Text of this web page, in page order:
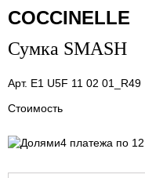
COCCINELLE
Сумка SMASH
Арт. E1 U5F 11 02 01_R49
Стоимость
4 платежа по